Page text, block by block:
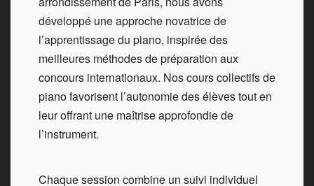
développé une approche novatrice de
l’apprentissage du piano, inspirée des
meilleures méthodes de préparation aux
concours internationaux. Nos cours collectifs de
piano favorisent l’autonomie des élèves tout en
leur offrant une maîtrise approfondie de
l’instrument.
Chaque session combine un suivi individuel